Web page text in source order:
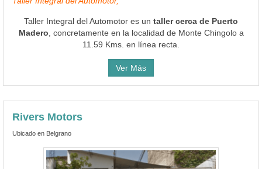
Taller Integral del Automotor es un taller cerca de Puerto
Madero , concretamente en la localidad de Monte Chingolo a
11.59 Kms. en línea recta.
Ver Más
Rivers Motors
Ubicado en Belgrano